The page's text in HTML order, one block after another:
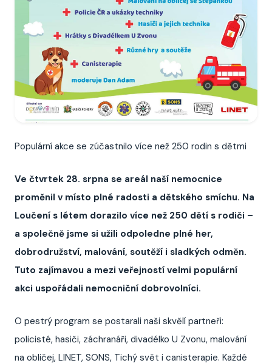
Populární akce se zúčastnilo více než 250 rodin s dětmi
Ve čtvrtek 28. srpna se areál naší nemocnice
proměnil v místo plné radosti a dětského smíchu. Na
Loučení s létem dorazilo více než 250 dětí s rodiči –
a společně jsme si užili odpoledne plné her,
dobrodružství, malování, soutěží i sladkých odměn.
Tuto zajímavou a mezi veřejností velmi populární
akci uspořádali nemocniční dobrovolníci.
O pestrý program se postarali naši skvělí partneři:
policisté, hasiči, záchranáři, divadélko U Zvonu, malování
na obličej, LINET, SONS, Tichý svět i canisterapie. Každé